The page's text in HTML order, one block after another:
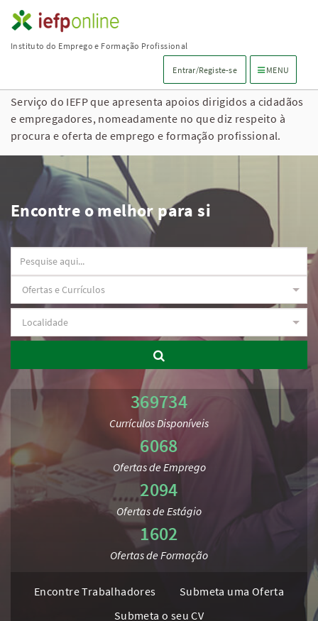
Saltar
para
principal
Instituto do Emprego e Formação Profissional
Entrar/Registe-se Menu de
MENU
Serviço do IEFP que apresenta apoios dirigidos a cidadãos
e empregadores, nomeadamente no que diz respeito à
procura e oferta de emprego e formação profissional.
Encontre o melhor para si
Observações
369734
Currículos Disponíveis
6068
Ofertas de Emprego
2094
Ofertas de Estágio
1602
Ofertas de Formação
Encontre Trabalhadores
Submeta uma Oferta
Submeta o seu CV